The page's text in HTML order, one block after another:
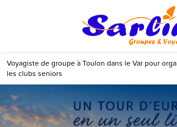
Voyagiste de groupe à Toulon dans le Var pour
les clubs seniors